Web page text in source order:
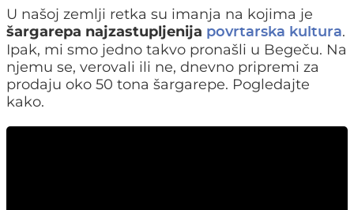
U našoj zemlji retka su imanja na kojima je
šargarepa najzastupljenija povrtarska kultura.
Ipak, mi smo jedno takvo pronašli u Begeču. Na
njemu se, verovali ili ne, dnevno pripremi za
prodaju oko 50 tona šargarepe. Pogledajte
kako.